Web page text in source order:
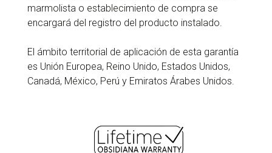
marmolista o establecimiento de compra se
encargará del registro del producto instalado.
El ámbito territorial de aplicación de esta garantía
es Unión Europea, Reino Unido, Estados Unidos,
Canadá, México, Perú y Emiratos Árabes Unidos.